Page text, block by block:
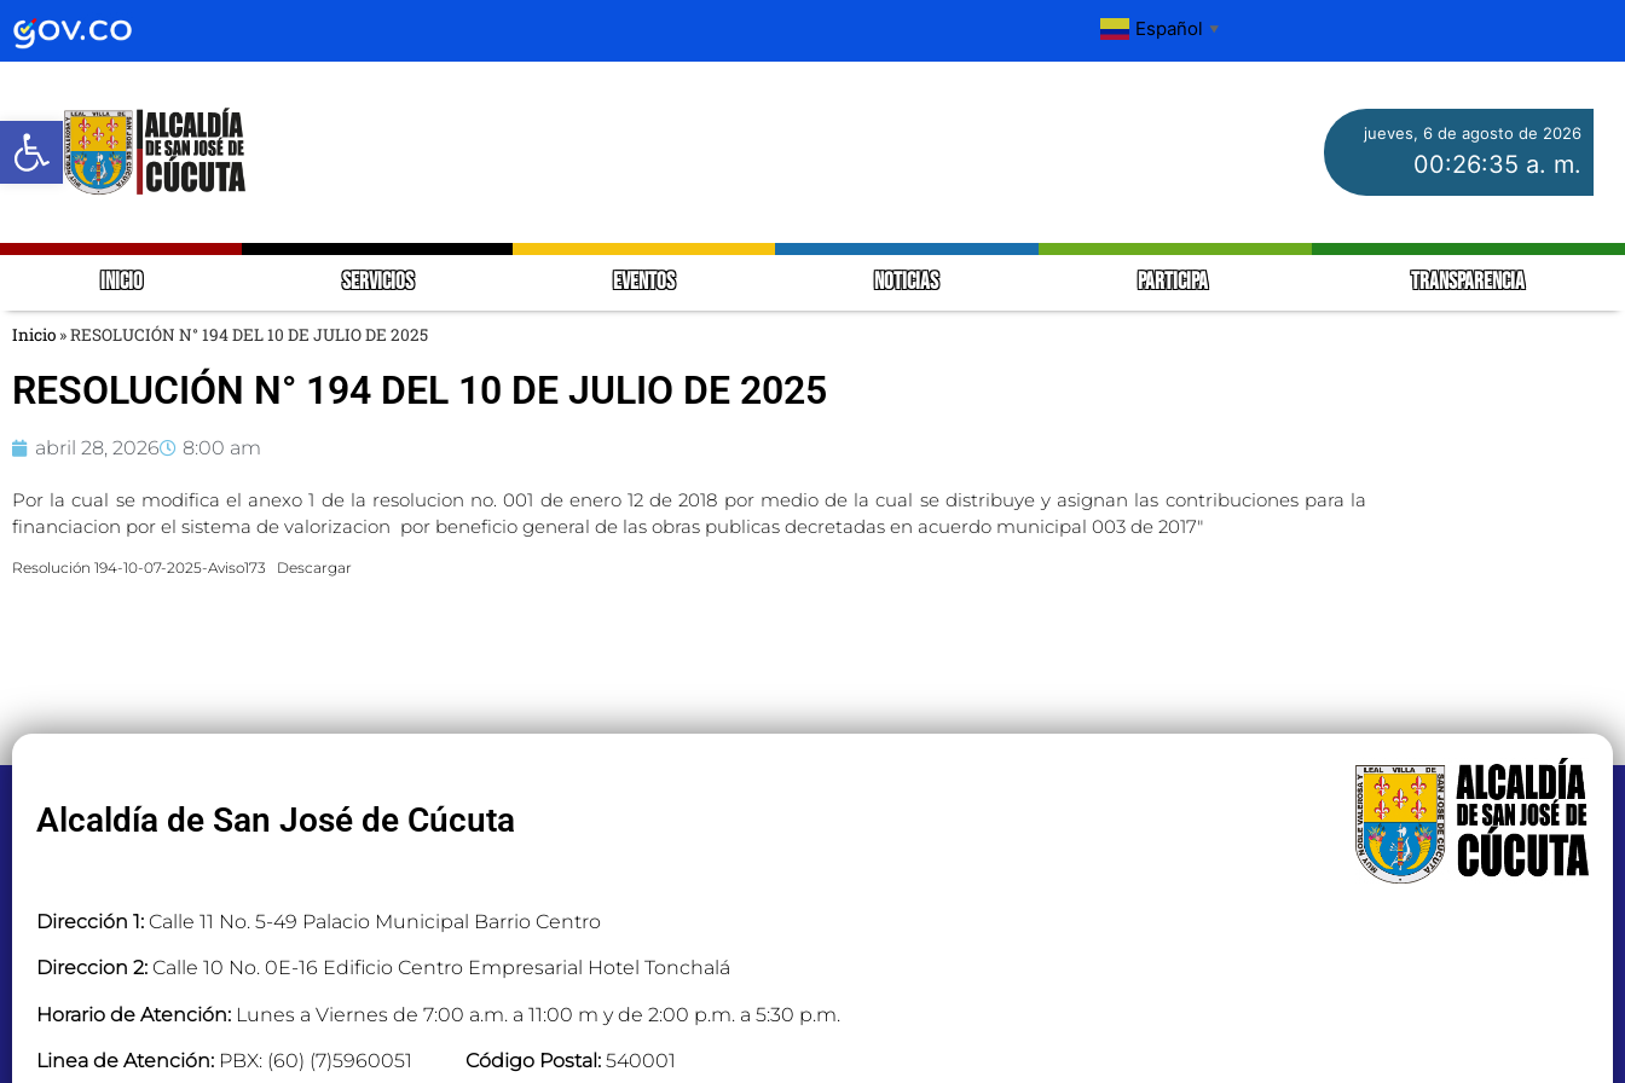
Abrir barra de herramientas
Español ▼
jueves, 6 de agosto de 2026
00:26:35 a. m.
INICIO SERVICIOS EVENTOS NOTICIAS PARTICIPA TRANSPARENCIA
Inicio »RESOLUCIÓN N° 194 DEL 10 DE JULIO DE 2025
RESOLUCIÓN N° 194 DEL 10 DE JULIO DE 2025
abril 28, 2026 8:00 am
Por la cual se modifica el anexo 1 de la resolucion no. 001 de enero 12 de 2018 por medio de la cual se distribuye y asignan las contribuciones para la
financiacion por el sistema de valorizacion por beneficio general de las obras publicas decretadas en acuerdo municipal 003 de 2017″
Resolución 194-10-07-2025-Aviso173 Descargar
Alcaldía de San José de Cúcuta
Dirección 1: Calle 11 No. 5-49 Palacio Municipal Barrio Centro
Direccion 2: Calle 10 No. 0E-16 Edificio Centro Empresarial Hotel Tonchalá
Horario de Atención: Lunes a Viernes de 7:00 a.m. a 11:00 m y de 2:00 p.m. a 5:30 p.m.
Linea de Atención: PBX: (60) (7)5960051 Código Postal: 540001